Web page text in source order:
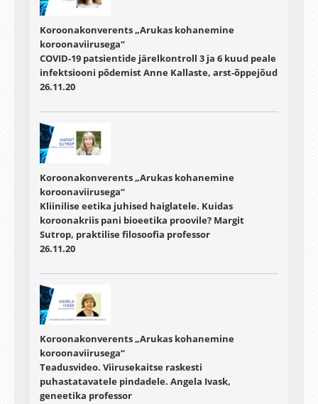
Koroonakonverents „Arukas kohanemine
koroonaviirusega“
COVID-19 patsientide järelkontroll 3 ja 6 kuud peale
infektsiooni põdemist Anne Kallaste, arst-õppejõud
26.11.20
Koroonakonverents „Arukas kohanemine
koroonaviirusega“
Kliinilise eetika juhised haiglatele. Kuidas
koroonakriis pani bioeetika proovile? Margit
Sutrop, praktilise filosoofia professor
26.11.20
Koroonakonverents „Arukas kohanemine
koroonaviirusega“
Teadusvideo. Viirusekaitse raskesti
puhastatavatele pindadele. Angela Ivask,
geneetika professor